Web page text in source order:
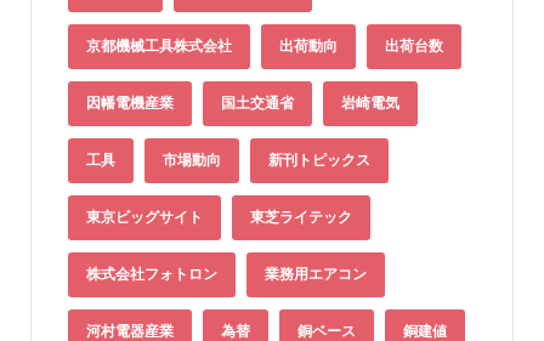
京都機械工具株式会社 出荷動向 出荷台数
因幡電機産業 国土交通省 岩崎電気
工具 市場動向 新刊トピックス
東京ビッグサイト 東芝ライテック
株式会社フォトロン 業務用エアコン
河村電器産業 為替 銅ベース 銅建値